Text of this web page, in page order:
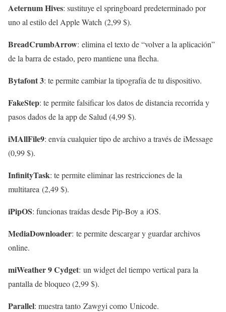
Aeternum Hives: sustituye el springboard predeterminado por
uno al estilo del Apple Watch (2,99 $).
BreadCrumbArrow: elimina el texto de “volver a la aplicación”
de la barra de estado, pero mantiene una flecha.
Bytafont 3: te permite cambiar la tipografía de tu dispositivo.
FakeStep: te permite falsificar los datos de distancia recorrida y
pasos dados de la app de Salud (4,99 $).
iMAllFile9: envía cualquier tipo de archivo a través de iMessage
(0,99 $).
InfinityTask: te permite eliminar las restricciones de la
multitarea (2,49 $).
iPipOS: funcionas traídas desde Pip-Boy a iOS.
MediaDownloader: te permite descargar y guardar archivos
online.
miWeather 9 Cydget: un widget del tiempo vertical para la
pantalla de bloqueo (2,99 $).
Parallel: muestra tanto Zawgyi como Unicode.